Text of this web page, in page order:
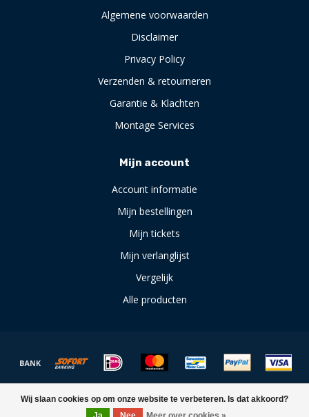
Wij slaan cookies op om onze website te verbeteren. Is dat akkoord?
Algemene voorwaarden
Disclaimer
Privacy Policy
Verzenden & retourneren
Garantie & Klachten
Montage Services
Mijn account
Account informatie
Mijn bestellingen
Mijn tickets
Mijn verlanglijst
Vergelijk
Alle producten
© Copyright 2026 DockParts - Powered byLightspeed